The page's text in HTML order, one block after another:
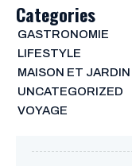
Categories
GASTRONOMIE
LIFESTYLE
MAISON ET JARDIN
UNCATEGORIZED
VOYAGE